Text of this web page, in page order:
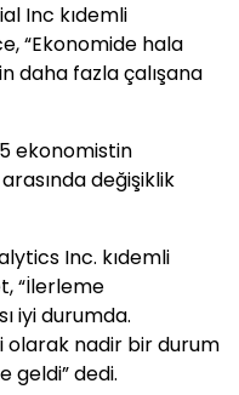
Inc kıdemli
“Ekonomide hala
daha fazla çalışana
ekonomistin
değişiklik
Inc. kıdemli
“İlerleme
iyi durumda.
olarak nadir bir durum
geldi” dedi.